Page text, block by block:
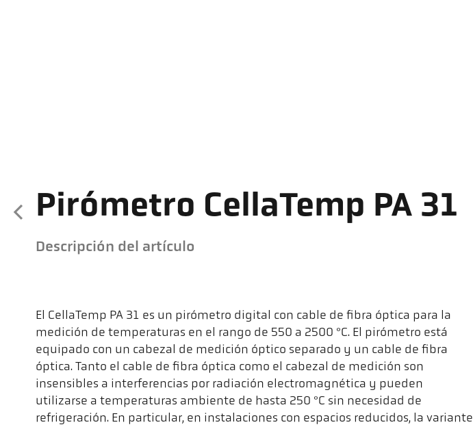
Pirómetro CellaTemp PA 31
Descripción del artículo
El CellaTemp PA 31 es un pirómetro digital con cable de fibra óptica para la
medición de temperaturas en el rango de 550 a 2500 °C. El pirómetro está
equipado con un cabezal de medición óptico separado y un cable de fibra
óptica. Tanto el cable de fibra óptica como el cabezal de medición son
insensibles a interferencias por radiación electromagnética y pueden
utilizarse a temperaturas ambiente de hasta 250 °C sin necesidad de
refrigeración. En particular, en instalaciones con espacios reducidos, la variante